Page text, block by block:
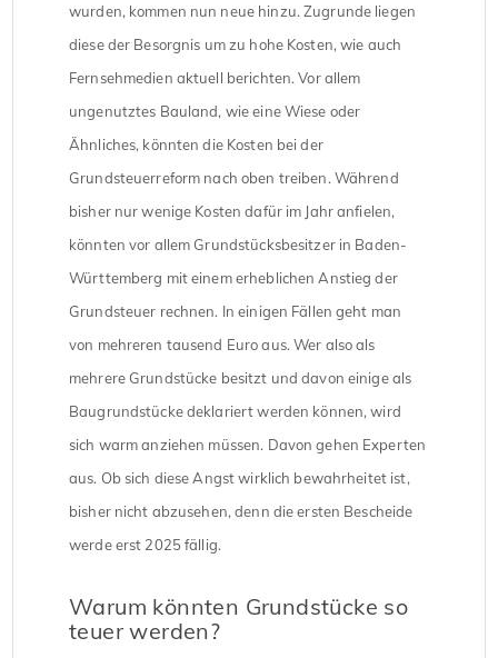
wurden, kommen nun neue hinzu. Zugrunde liegen
diese der Besorgnis um zu hohe Kosten, wie auch
Fernsehmedien aktuell berichten. Vor allem
ungenutztes Bauland, wie eine Wiese oder
Ähnliches, könnten die Kosten bei der
Grundsteuerreform nach oben treiben. Während
bisher nur wenige Kosten dafür im Jahr anfielen,
könnten vor allem Grundstücksbesitzer in Baden-
Württemberg mit einem erheblichen Anstieg der
Grundsteuer rechnen. In einigen Fällen geht man
von mehreren tausend Euro aus. Wer also als
mehrere Grundstücke besitzt und davon einige als
Baugrundstücke deklariert werden können, wird
sich warm anziehen müssen. Davon gehen Experten
aus. Ob sich diese Angst wirklich bewahrheitet ist,
bisher nicht abzusehen, denn die ersten Bescheide
werde erst 2025 fällig.
Warum könnten Grundstücke so
teuer werden?